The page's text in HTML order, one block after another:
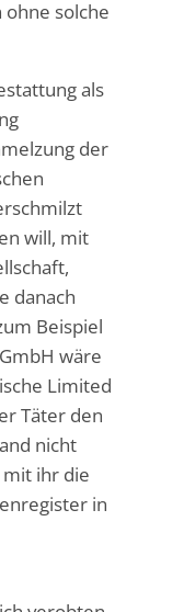
solche
als
der
will, mit
danach
Beispiel
wäre
Limited
Täter den
nicht
ihr die
in